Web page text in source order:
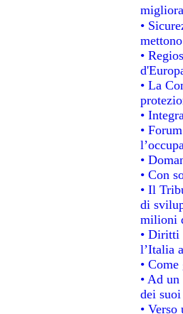
•
•
• La
•
•
•
• Con
• Il
di
milioni
• Diritti
l’Italia
•
• Ad
dei
•